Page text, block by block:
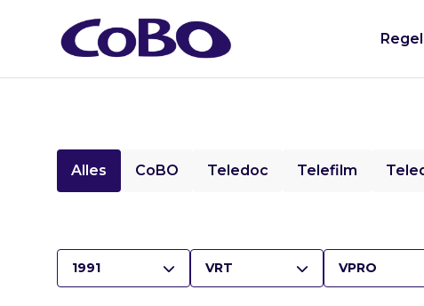
Alles CoBO Teledoc Telefilm
1991 VRT VPRO